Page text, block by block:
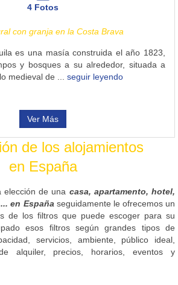
4 Fotos
con granja en la Costa Brava
es una masía construida el año 1823,
y bosques a su alrededor, situada a
medieval de ... seguir leyendo
Ver Más
de los alojamientos
en España
elección de una casa, apartamento, hotel,
en Españaseguidamente le ofrecemos un
de los filtros que puede escoger para su
esos filtros según grandes tipos de
servicios, ambiente, público ideal,
alquiler, precios, horarios, eventos y